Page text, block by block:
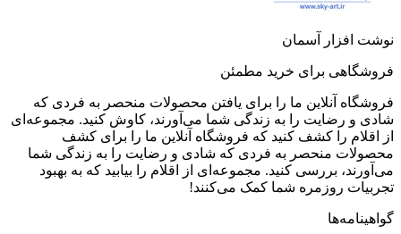
نوشت افزار آسمان
فروشگاهی برای خرید مطمئن
فروشگاه آنلاین ما را برای یافتن محصولات منحصر به فردی که
شادی و رضایت را به زندگی شما می‌آورند، کاوش کنید. مجموعه‌ای
از اقلام را کشف کنید که فروشگاه آنلاین ما را برای کشف
محصولات منحصر به فردی که شادی و رضایت را به زندگی شما
می‌آورند، بررسی کنید. مجموعه‌ای از اقلام را بیابید که به بهبود
تجربیات روزمره شما کمک می‌کنند!
گواهینامه‌ها